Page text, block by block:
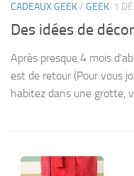
CADEAUX GEEK/ GEEK 1
Des idées de
Après presque 4 mois
est de retour (Pour vous
habitez dans une grotte,